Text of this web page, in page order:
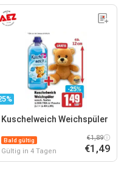
Kuschelweich Weichspüler
Bald gültig
Gültig in 4 Tagen
€1,89
€1,49